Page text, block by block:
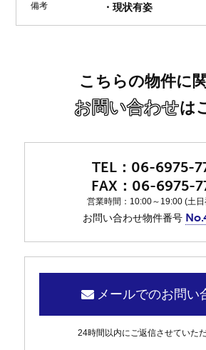
備考 ・現状有姿
こちらの物件に
お問い合わせは
06-6975-
06-6975-
営業時間：10:00～19:00 (土
お問い合わせ物件番号
メールでのお問い
24時間以内にご返信させていただ